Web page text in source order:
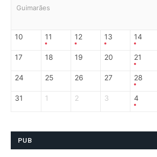
Guimarães
10 11 12 13 14
17 18 19 20 21
24 25 26 27 28
31 1 2 3 4
PUB